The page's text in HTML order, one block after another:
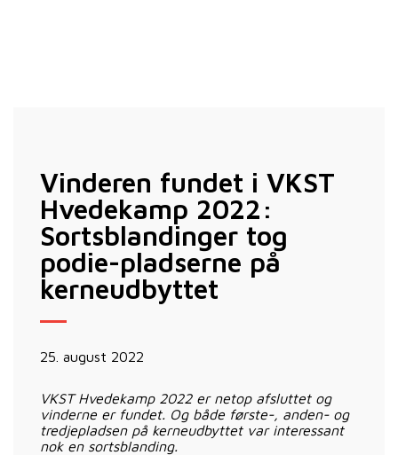
Vinderen fundet i VKST
Hvedekamp 2022:
Sortsblandinger tog
podie-pladserne på
kerneudbyttet
25. august 2022
VKST Hvedekamp 2022 er netop afsluttet og
vinderne er fundet. Og både første-, anden- og
tredjepladsen på kerneudbyttet var interessant
nok en sortsblanding.